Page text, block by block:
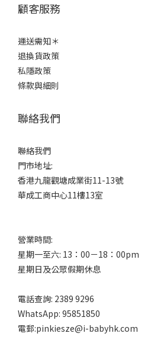
顧客服務
運送需知＊
退換貨政策
私隱政策
條款與細則
聯絡我們
聯絡我們
門市地址:
香港九龍觀塘成業街11-13號
華成工商中心11樓13室
營業時間:
星期一至六: 13：00－18：00pm
星期日及公眾假期休息
電話查詢: 2389 9296
WhatsApp: 95851850
電郵:pinkiesze@i-babyhk.com